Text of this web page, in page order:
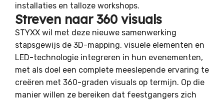
installaties en talloze workshops.
Streven naar 360 visuals
STYXX wil met deze nieuwe samenwerking
stapsgewijs de 3D-mapping, visuele elementen en
LED-technologie integreren in hun evenementen,
met als doel een complete meeslepende ervaring te
creëren met 360-graden visuals op termijn. Op die
manier willen ze bereiken dat feestgangers zich